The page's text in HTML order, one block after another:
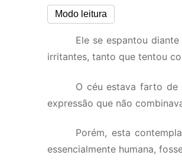
Modo leitura
Ele se espantou
irritantes, tanto que tentou
O céu estava farto de
expressão que não
Porém, esta
essencialmente humana,